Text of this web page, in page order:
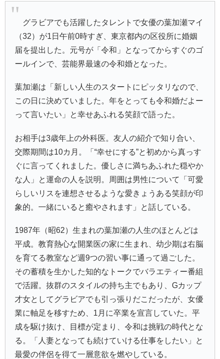
グラビアでも活躍したタレントで女優の葉加瀬マイ
（32）が1日午前0時すぎ、東京都内の区役所に婚姻
届を提出した。元号が「令和」となってからすぐのゴ
ールインで、芸能界最速の令和婚となった。
葉加瀬は「新しい人生のスタートにピッタリなので、
この日に決めていました。年をとっても令和婚だよー
って言いたい」と幸せあふれる笑顔で語った。
お相手は3歳年上の外科医。友人の紹介で知り合い、
交際期間は10カ月。「“幸せにする”と初めから真っす
ぐに言ってくれました。優しさに満ちあふれた穏やか
な人」と運命の人を説明。周囲は男性について「可愛
らしいリスを連想させるような愛きょうある笑顔が印
象的。一緒にいると癒やされます」と話している。
1987年（昭62）生まれの葉加瀬の人生のほとんどは
平成。教育熱心な開業医の家に生まれ、幼少期は右脳
を育てる教室など週9つの習い事に通って過ごした。
その蓄積を生かした知的なトークでバラエティー番組
で活躍。抜群のスタイルの持ち主でもあり、Gカップ
才女としてグラビアでも引っ張りだこだったが、女優
業に軸足を移すため、1月に卒業を宣言していた。平
成を駆け抜け、目標が定まり、令和は挑戦の時代とな
る。「人妻となっても続けていける仕事をしたい」と
最愛の伴侶を得て一層意欲を燃やしている。